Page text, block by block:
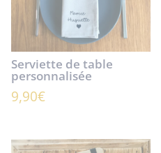
Serviette de table
personnalisée
9,90€